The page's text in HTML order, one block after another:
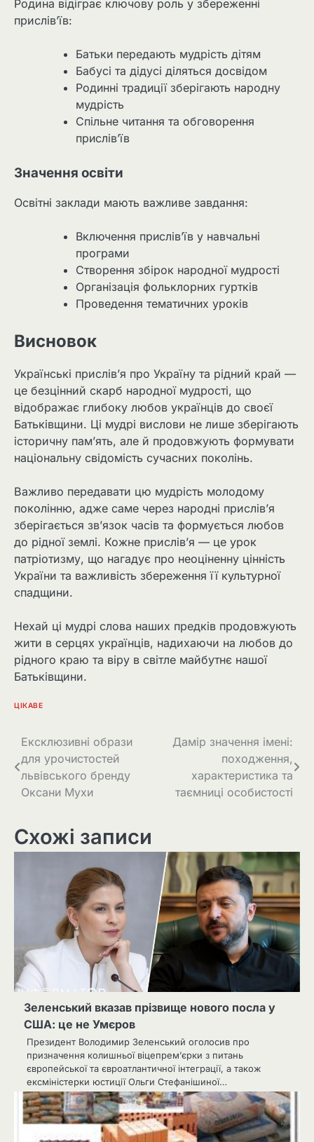
Родина відіграє ключову роль у збереженні
прислів’їв:
Батьки передають мудрість дітям
Бабусі та дідусі діляться досвідом
Родинні традиції зберігають народну
мудрість
Спільне читання та обговорення
прислів’їв
Значення освіти
Освітні заклади мають важливе завдання:
Включення прислів’їв у навчальні
програми
Створення збірок народної мудрості
Організація фольклорних гуртків
Проведення тематичних уроків
Висновок
Українські прислів’я про Україну та рідний край —
це безцінний скарб народної мудрості, що
відображає глибоку любов українців до своєї
Батьківщини. Ці мудрі вислови не лише зберігають
історичну пам’ять, але й продовжують формувати
національну свідомість сучасних поколінь.
Важливо передавати цю мудрість молодому
поколінню, адже саме через народні прислів’я
зберігається зв’язок часів та формується любов
до рідної землі. Кожне прислів’я — це урок
патріотизму, що нагадує про неоціненну цінність
України та важливість збереження її культурної
спадщини.
Нехай ці мудрі слова наших предків продовжують
жити в серцях українців, надихаючи на любов до
рідного краю та віру в світле майбутнє нашої
Батьківщини.
ЦІКАВЕ
Навігація
записів
Ексклюзивні образи
для урочистостей
львівського бренду
Оксани Мухи
Дамір значення імені:
походження,
характеристика та
таємниці особистості
Схожі записи
Зеленський вказав прізвище нового посла у
США: це не Умєров
Президент Володимир Зеленський оголосив про
призначення колишньої віцепрем’єрки з питань
європейської та євроатлантичної інтеграції, а також
ексміністерки юстиції Ольги Стефанішиної…